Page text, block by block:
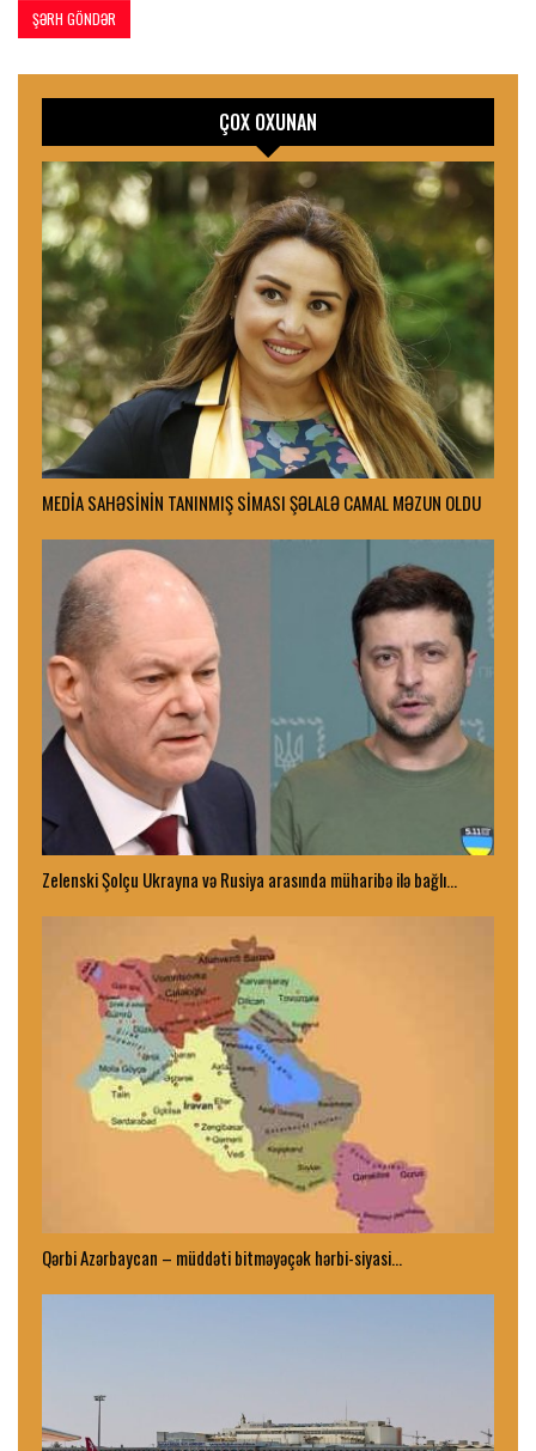
ÇOX OXUNAN
MEDİA SAHƏSİNİN TANINMIŞ SİMASI ŞƏLALƏ CAMAL MƏZUN OLDU
Zelenski Şolçu Ukrayna və Rusiya arasında müharibə ilə bağlı…
Qərbi Azərbaycan – müddəti bitməyəçək hərbi-siyasi…